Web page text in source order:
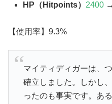
HP（Hitpoints） 2400
【使用率】9.3%
マイティディガーは、
確立しました。しかし
ったのも事実です。あ